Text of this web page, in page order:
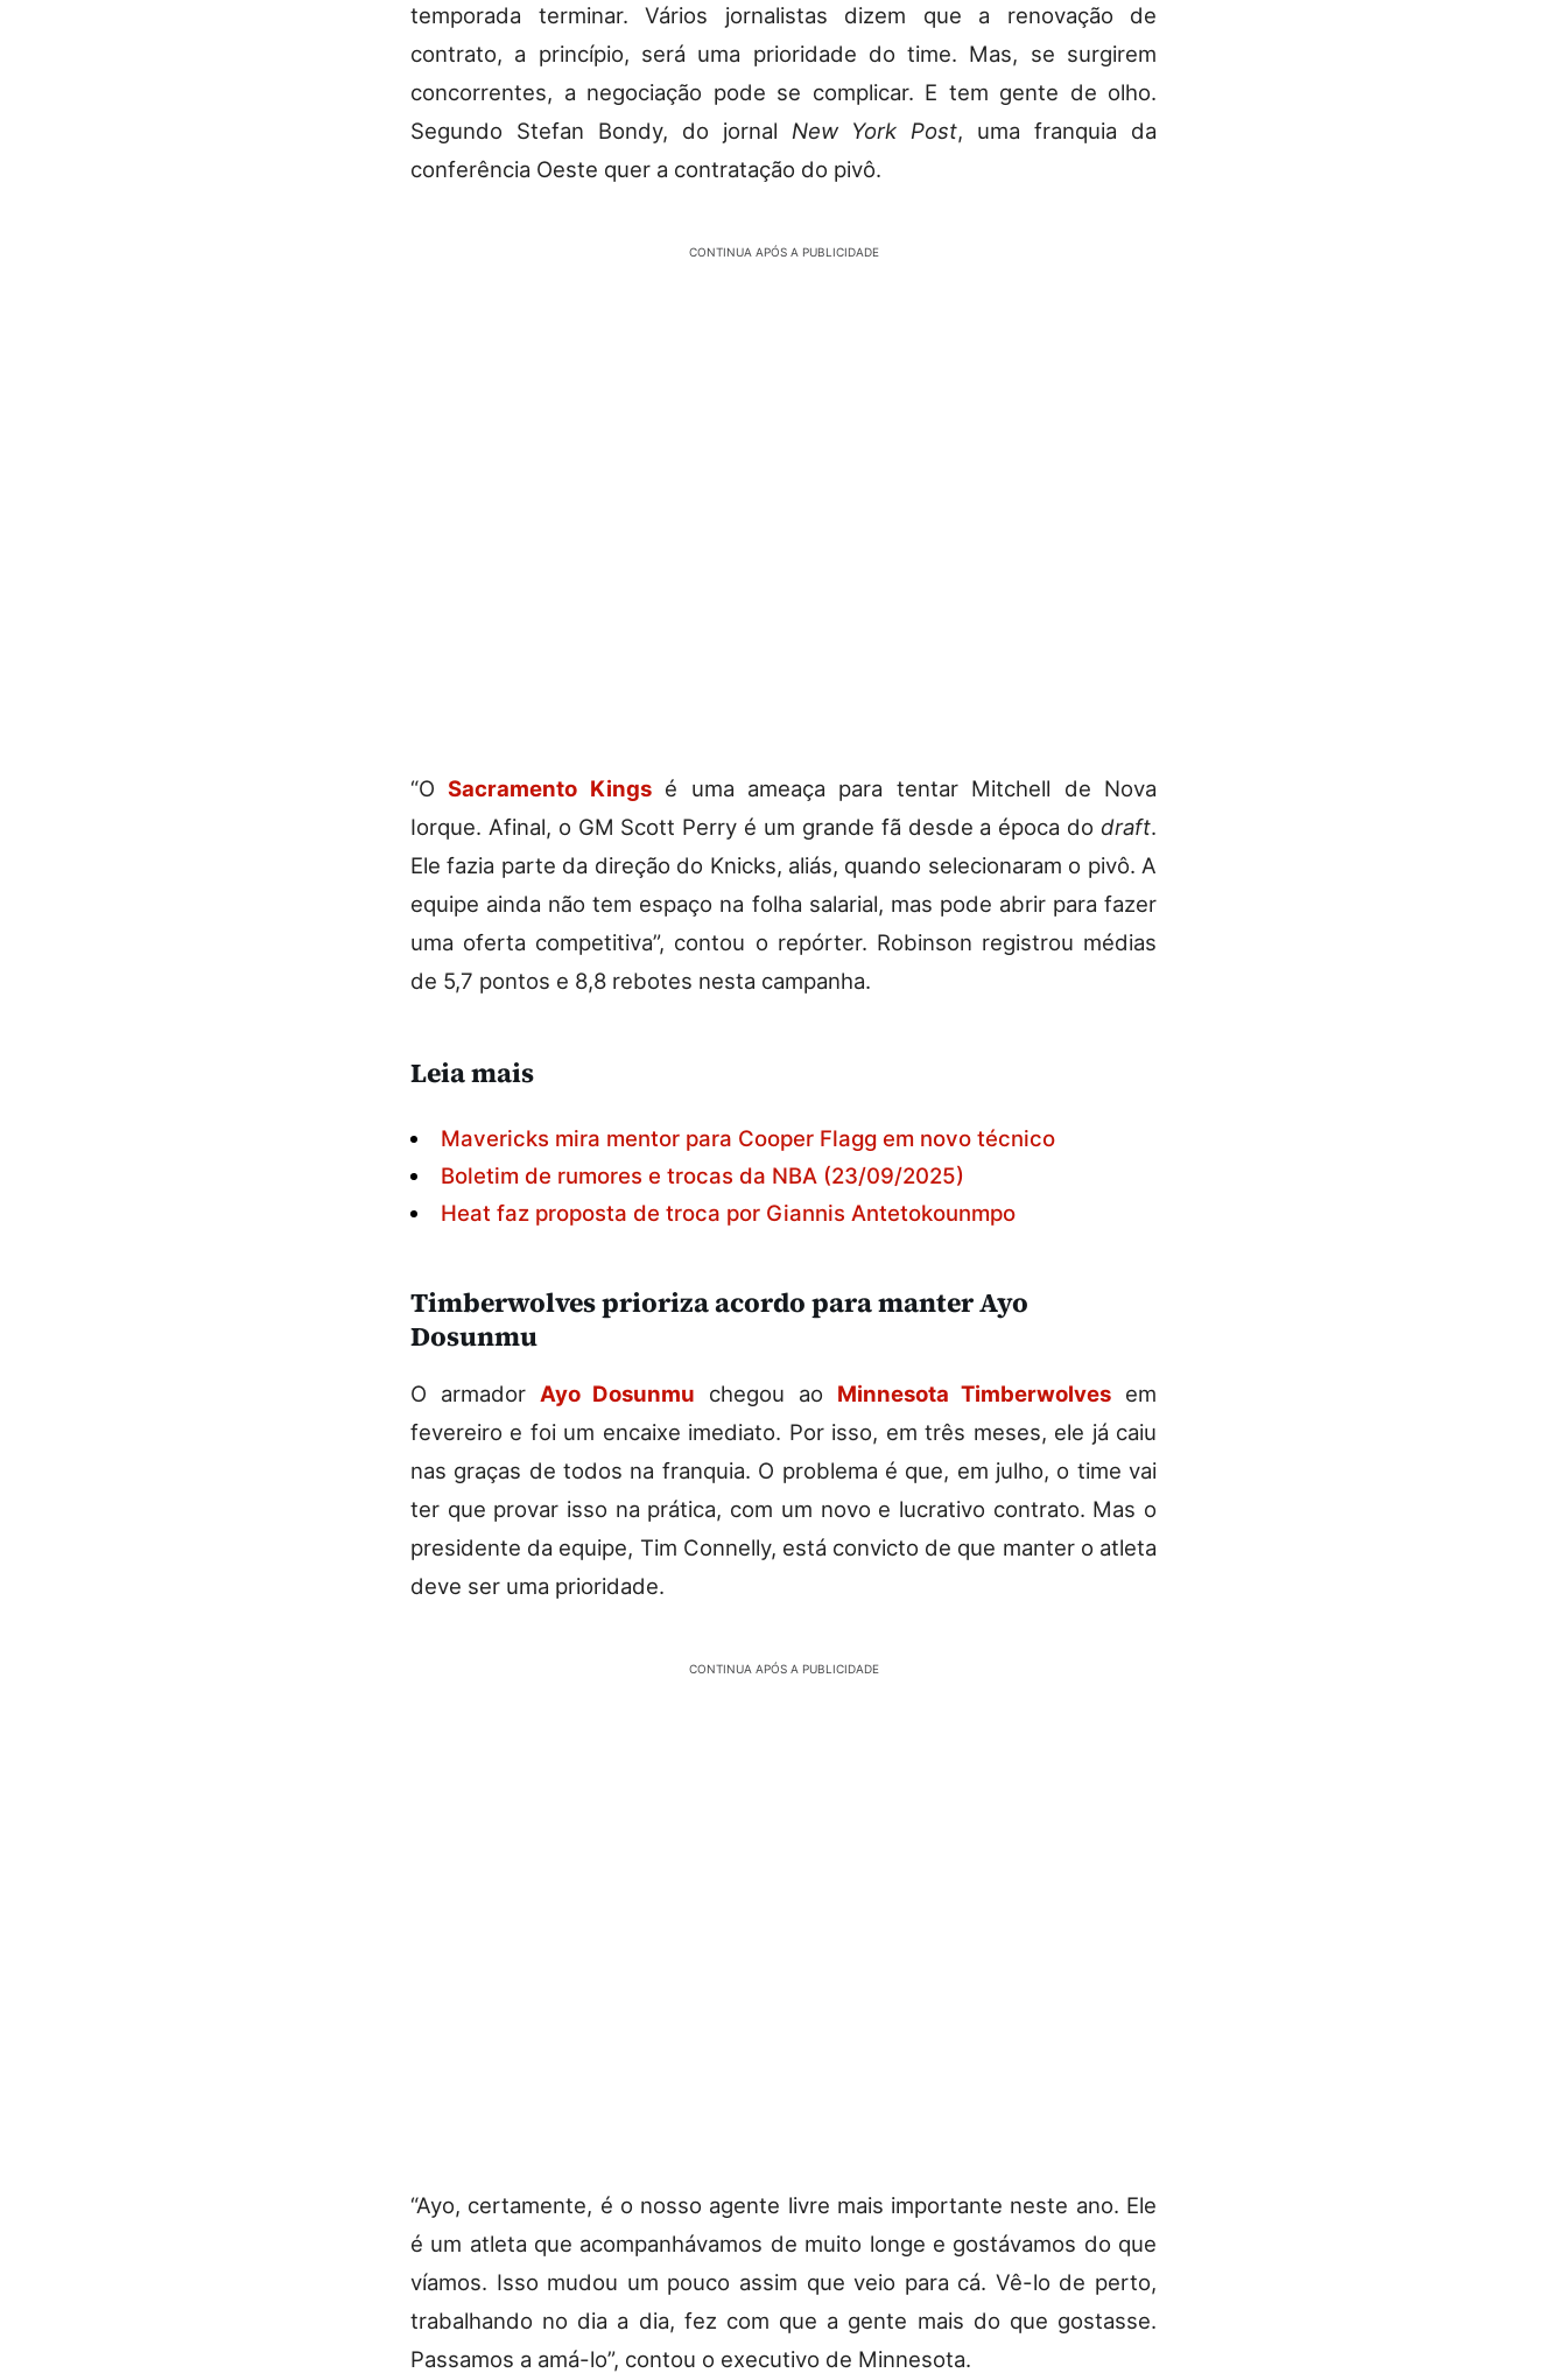
temporada terminar. Vários jornalistas dizem que a renovação de
contrato, a princípio, será uma prioridade do time. Mas, se surgirem
concorrentes, a negociação pode se complicar. E tem gente de olho.
Segundo Stefan Bondy, do jornal New York Post, uma franquia da
conferência Oeste quer a contratação do pivô.
CONTINUA APÓS A PUBLICIDADE
“OSacramento Kingsé uma ameaça para tentar Mitchell de Nova
Iorque. Afinal, o GM Scott Perry é um grande fã desde a época do draft.
Ele fazia parte da direção do Knicks, aliás, quando selecionaram o pivô. A
equipe ainda não tem espaço na folha salarial, mas pode abrir para fazer
uma oferta competitiva”, contou o repórter. Robinson registrou médias
de 5,7 pontos e 8,8 rebotes nesta campanha.
Leia mais
Mavericks mira mentor para Cooper Flagg em novo técnico
Boletim de rumores e trocas da NBA (23/09/2025)
Heat faz proposta de troca por Giannis Antetokounmpo
Timberwolves prioriza acordo para manter Ayo
Dosunmu
O armador Ayo Dosunmu chegou ao Minnesota Timberwolves em
fevereiro e foi um encaixe imediato. Por isso, em três meses, ele já caiu
nas graças de todos na franquia. O problema é que, em julho, o time vai
ter que provar isso na prática, com um novo e lucrativo contrato. Mas o
presidente da equipe, Tim Connelly, está convicto de que manter o atleta
deve ser uma prioridade.
CONTINUA APÓS A PUBLICIDADE
“Ayo, certamente, é o nosso agente livre mais importante neste ano. Ele
é um atleta que acompanhávamos de muito longe e gostávamos do que
víamos. Isso mudou um pouco assim que veio para cá. Vê-lo de perto,
trabalhando no dia a dia, fez com que a gente mais do que gostasse.
Passamos a amá-lo”, contou o executivo de Minnesota.